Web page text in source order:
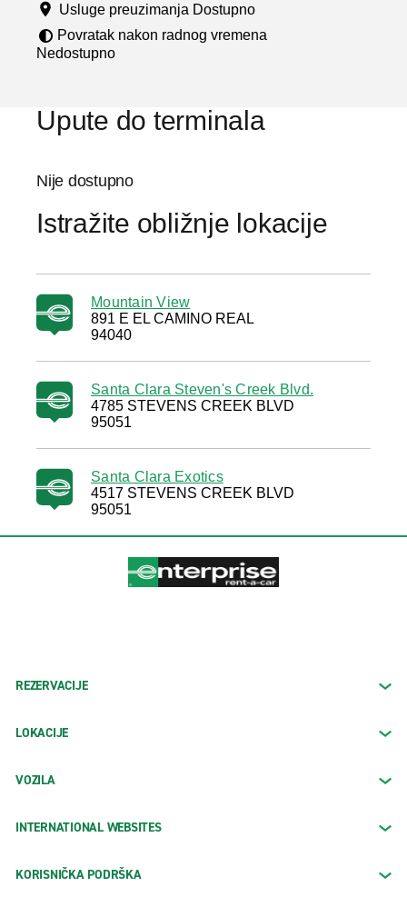
u
Usluge preuzimanja Dostupno
Povratak nakon radnog vremena
Nedostupno
Upute do terminala
Nije dostupno
Istražite obližnje lokacije
Mountain View
891 E EL CAMINO REAL
94040
Santa Clara Steven's Creek Blvd.
4785 STEVENS CREEK BLVD
95051
Santa Clara Exotics
4517 STEVENS CREEK BLVD
95051
REZERVACIJE
LOKACIJE
VOZILA
INTERNATIONAL WEBSITES
KORISNIČKA PODRŠKA